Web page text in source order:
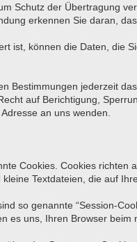
Schutz der Übertragung
erkennen Sie daran,
ist, können die Daten, die
Bestimmungen jederzeit
auf Berichtigung,
an uns wenden.
Cookies. Cookies
Textdateien, die auf
so genannte “Session-
es uns, Ihren Browser beim